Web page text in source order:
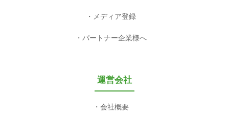
メディア登録
パートナー企業様へ
運営会社
会社概要